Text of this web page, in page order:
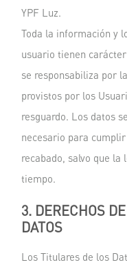
YPF Luz.
Toda la información y
usuario tienen
se responsabiliza por
provistos por los
resguardo. Los datos
necesario para
recabado, salvo que
tiempo.
3. DERECHOS
DATOS
Los Titulares de los